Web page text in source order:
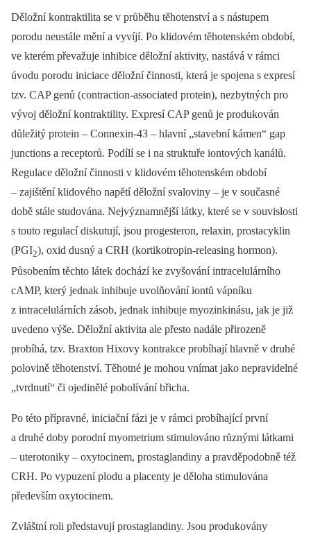
Děložní kontraktilita se v průběhu těhotenství a s nástupem
porodu neustále mění a vyvíjí. Po klidovém těhotenském období,
ve kterém převažuje inhibice děložní aktivity, nastává v rámci
úvodu porodu iniciace děložní činnosti, která je spojena s expresí
tzv. CAP genů (contraction-associated protein), nezbytných pro
vývoj děložní kontraktility. Expresí CAP genů je produkován
důležitý protein –⁠ Connexin-43 –⁠ hlavní „stavební kámen“ gap
junctions a receptorů. Podílí se i na struktuře iontových kanálů.
Regulace děložní činnosti v klidovém těhotenském období
–⁠ zajištění klidového napětí děložní svaloviny –⁠ je v současné
době stále studována. Nejvýznamnější látky, které se v souvislosti
s touto regulací diskutují, jsou progesteron, relaxin, prostacyklin
(PGI2), oxid dusný a CRH (kortikotropin-releasing hormon).
Působením těchto látek dochází ke zvyšování intracelulárního
cAMP, který jednak inhibuje uvolňování iontů vápníku
z intracelulárních zásob, jednak inhibuje myozinkinásu, jak je již
uvedeno výše. Děložní aktivita ale přesto nadále přirozeně
probíhá, tzv. Braxton Hixovy kontrakce probíhají hlavně v druhé
polovině těhotenství. Těhotné je mohou vnímat jako nepravidelné
„tvrdnutí“ či ojedinělé pobolívání břicha.
Po této přípravné, iniciační fázi je v rámci probíhající první
a druhé doby porodní myometrium stimulováno různými látkami
–⁠ uterotoniky –⁠ oxytocinem, prostaglandiny a pravděpodobně též
CRH. Po vypuzení plodu a placenty je děloha stimulována
především oxytocinem.
Zvláštní roli představují prostaglandiny. Jsou produkovány